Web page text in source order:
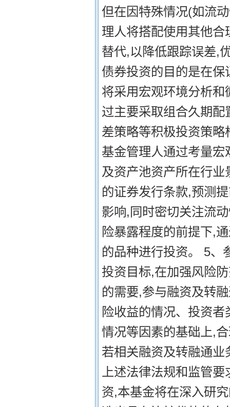
但在因特殊情况(如流
理人将搭配使用其他
替代,以降低跟踪误差,
债券投资的目的是在
将采用宏观环境分析
过主要采取组合久期
差策略等积极投资策
基金管理人通过考量
及资产池资产所在行
的证券发行条款,预测
影响,同时密切关注流
险暴露程度的前提下,
的品种进行投资。 5、
投资目标,在加强风险
的需要,参与融资及转
险收益的情况、投资
情况等因素的基础上,
若相关融资及转融通
上述法律法规和监管
资,本基金将在深入研